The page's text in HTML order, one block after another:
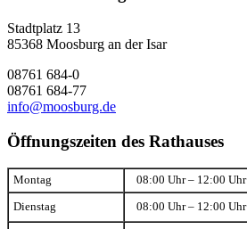
Stadtplatz 13
85368 Moosburg an der Isar
08761 684-0
08761 684-77
info@moosburg.de
Öffnungszeiten des Rathauses
Montag 08:00 Uhr – 12:00 Uhr
Dienstag 08:00 Uhr – 12:00 Uhr